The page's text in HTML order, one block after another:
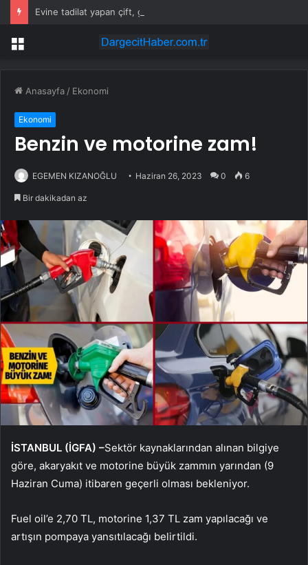
Menü
Anasayfa / Ekonomi
Ekonomi
Benzin ve motorine zam!
EGEMEN KIZANOĞLU Haziran 26, 2023 0 6
Bir dakikadan az
İSTANBUL (İGFA) –Sektör kaynaklarından alınan bilgiye
göre, akaryakıt ve motorine büyük zammın yarından (9
Haziran Cuma) itibaren geçerli olması bekleniyor.
Fuel oil’e 2,70 TL, motorine 1,37 TL zam yapılacağı ve
artışın pompaya yansıtılacağı belirtildi.